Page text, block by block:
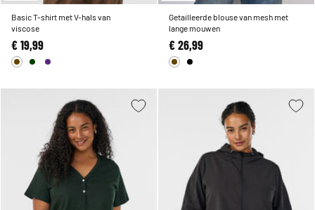
Basic T-shirt met V-hals van
viscose
€ 19,99
Getailleerde blouse van mesh met
lange mouwen
€ 26,99